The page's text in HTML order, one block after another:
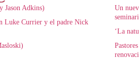
Jason Adkins)
Luke Currier y el padre Nick
Un
‘La